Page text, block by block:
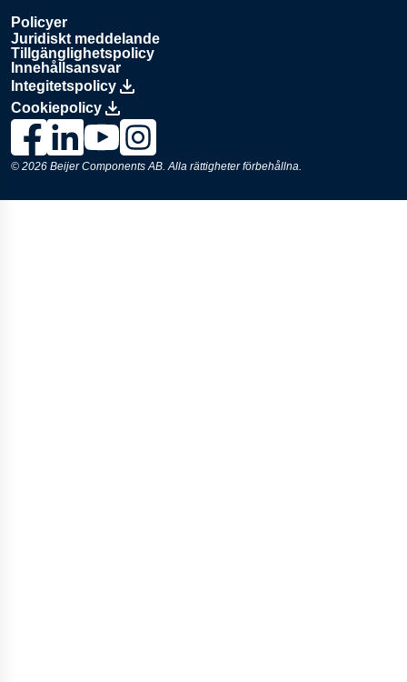
Policyer
Juridiskt meddelande
Tillgänglighetspolicy
Innehållsansvar
Integitetspolicy
Cookiepolicy
Länk till Lesjöfors på Facebook., Opens in a new window
Länk till Lesjöfors på LinkedIn., Opens in a new window
Länk till Lesjöfors på YouTube., Opens in a new
Länk till Lesjöfors på Instagram., Opens in a
© 2026 Beijer Components AB. Alla rättigheter förbehållna.